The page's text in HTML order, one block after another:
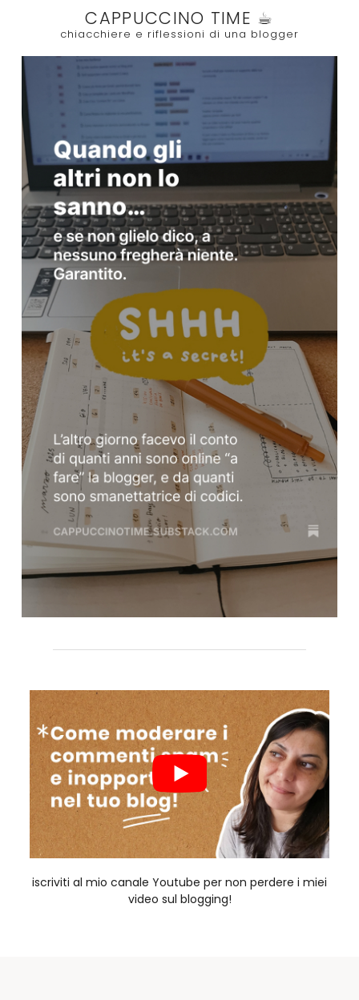
CAPPUCCINO TIME ☕︎
chiacchiere e riflessioni di una blogger
iscriviti al mio canale Youtube per non perdere i miei
video sul blogging!